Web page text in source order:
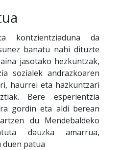
kontzientziaduna da
banatu nahi dituzte
jasotako hezkuntzak,
sozialek andrazkoaren
haurrei eta hazkuntzari
Bere esperientzia
gordin eta aldi berean
du Mendebaldeko
dauzka amarrua,
patua